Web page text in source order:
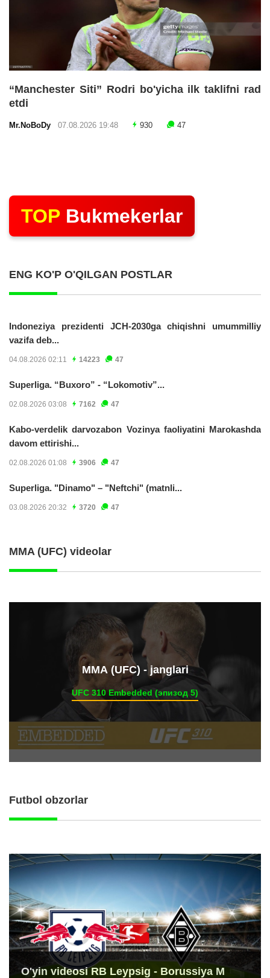
“Manchester Siti” Rodri bo'yicha ilk taklifni rad
etdi
Mr.NoBoDy 07.08.2026 19:48 930 47
TOP Bukmekerlar
ENG KO'P O'QILGAN POSTLAR
Indoneziya prezidenti JCH-2030ga chiqishni umummilliy
vazifa deb...
04.08.2026 02:11 14223 47
Superliga. “Buxoro” - “Lokomotiv”...
02.08.2026 03:08 7162 47
Kabo-verdelik darvozabon Vozinya faoliyatini Marokashda
davom ettirishi...
02.08.2026 01:08 3906 47
Superliga. "Dinamo" – "Neftchi" (matnli...
03.08.2026 20:32 3720 47
MMA (UFC) videolar
ММА (UFC) - janglari
UFC 310 Embedded (эпизод 5)
Futbol obzorlar
O'yin videosi RB Leypsig - Borussiya M